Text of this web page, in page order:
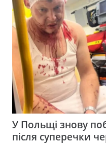
У Польщі знову
після суперечки